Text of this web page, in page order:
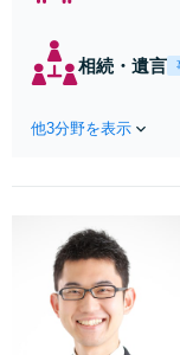
相続・遺言
他3分野を表示